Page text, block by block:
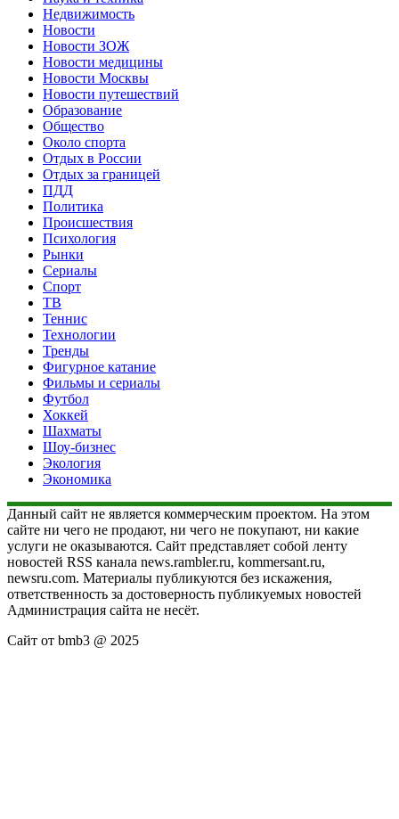
Недвижимость
Новости
Новости ЗОЖ
Новости медицины
Новости Москвы
Новости путешествий
Образование
Общество
Около спорта
Отдых в России
Отдых за границей
ПДД
Политика
Происшествия
Психология
Рынки
Сериалы
Спорт
ТВ
Теннис
Технологии
Тренды
Фигурное катание
Фильмы и сериалы
Футбол
Хоккей
Шахматы
Шоу-бизнес
Экология
Экономика
Данный сайт не является коммерческим проектом. На этом
сайте ни чего не продают, ни чего не покупают, ни какие
услуги не оказываются. Сайт представляет собой ленту
новостей RSS канала news.rambler.ru, kommersant.ru,
newsru.com. Материалы публикуются без искажения,
ответственность за достоверность публикуемых новостей
Администрация сайта не несёт.
Сайт от bmb3 @ 2025